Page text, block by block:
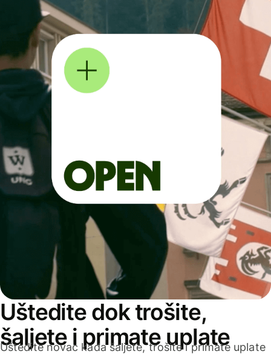
Uštedite dok trošite,
šaljete i primate uplate
Uštedite novac kada šaljete, trošite i primate uplate